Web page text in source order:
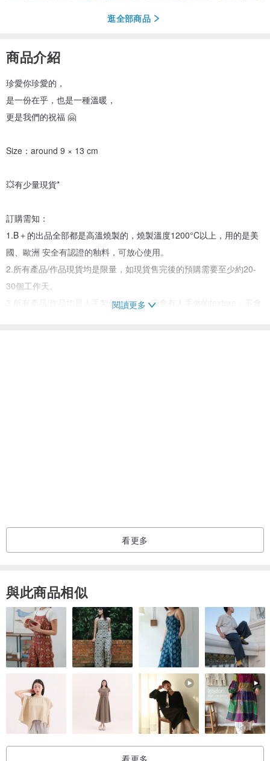
逛全部商品
商品介紹
珍愛你珍愛的，
是一份在乎，也是一種溫暖，
更是我們的祝福 🤗
Size：around 9 × 13 cm
💥有少量現貨*
訂購需知：
1.B＋的出品全部都是高溫燒製的，燒製溫度1200°C以上，用的是美
國、歐洲 安全有認證的釉料，可放心使用。
2.所有產品/作品現貨均是限量，如現貨售完後的預購需要至少約20-
30個工作天。
3.所有產品/作品均是人手製作，所以一定會有人手做的texture，不會
閱讀更多
看更多
與此商品相似
看更多